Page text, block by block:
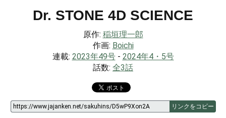
Dr. STONE 4D SCIENCE
原作: 稲垣理一郎
作画: Boichi
連載: 2023年49号- 2024年4・5号
話数: 全3話
リンクをコピー